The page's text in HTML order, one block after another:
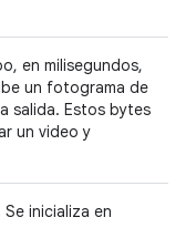
en milisegundos,
un fotograma de
salida. Estos bytes
un video y
inicializa en